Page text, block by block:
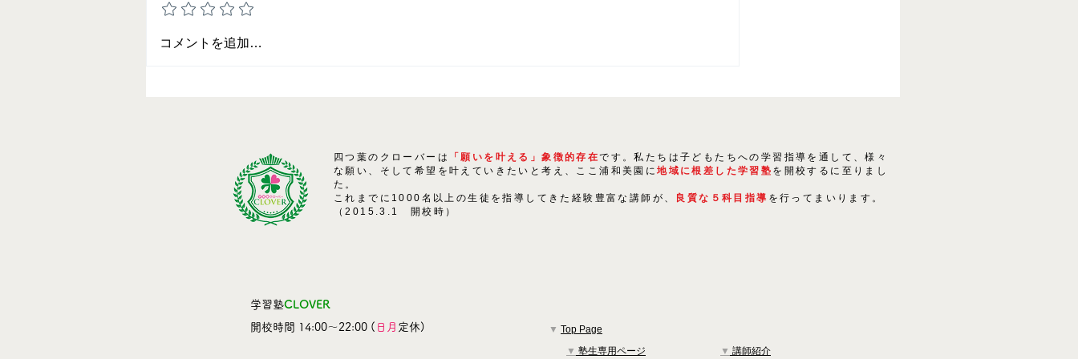
2024年春 合格体験記（９期
コメントを追加…
四つ葉のクローバーは 「願いを叶える」象徴的存在です。私たちは子どもたちへの学習指導を通して、様々
な願い、そして希望を叶えていきたいと考え、ここ浦和美園に地域に根差した学習塾 を開校するに至りまし
た。
これまでに1000名以上の生徒を指導してきた経験豊富な講師が、
良質な５科目指導 を行ってまいります。
（2015.3.1 開校時）
学習塾CLOVER
​開校時間 14:00～22:00 ( 日月 定休) ▼ Top Page
▼ 塾生専用ページ ▼ 講師紹介